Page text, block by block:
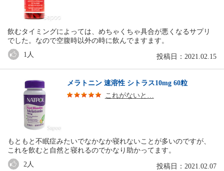
飲むタイミングによっては、めちゃくちゃ具合が悪くなるサプリ
でした。なので空腹時以外の時に飲んでますます。
投稿日：2021.02.15
1 人
メラトニン 速溶性 シトラス10mg 60粒
これがないと…
もともと不眠症みたいでなかなか寝れないことが多いのですが、
これを飲むと自然と寝れるのでかなり助かってます。
投稿日：2021.02.07
2人